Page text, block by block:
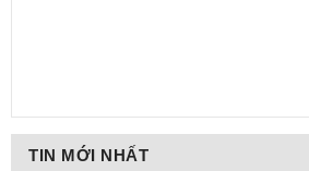
TIN MỚI NHẤT